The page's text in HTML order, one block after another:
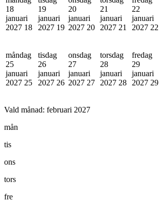
18
januari
2027 18
19
januari
2027 19
20
januari
2027 20
21
januari
2027 21
22
januari
2027 22
måndag
25
januari
2027 25
tisdag
26
januari
2027 26
onsdag
27
januari
2027 27
torsdag
28
januari
2027 28
fredag
29
januari
2027 29
Vald månad: februari 2027
mån
tis
ons
tors
fre